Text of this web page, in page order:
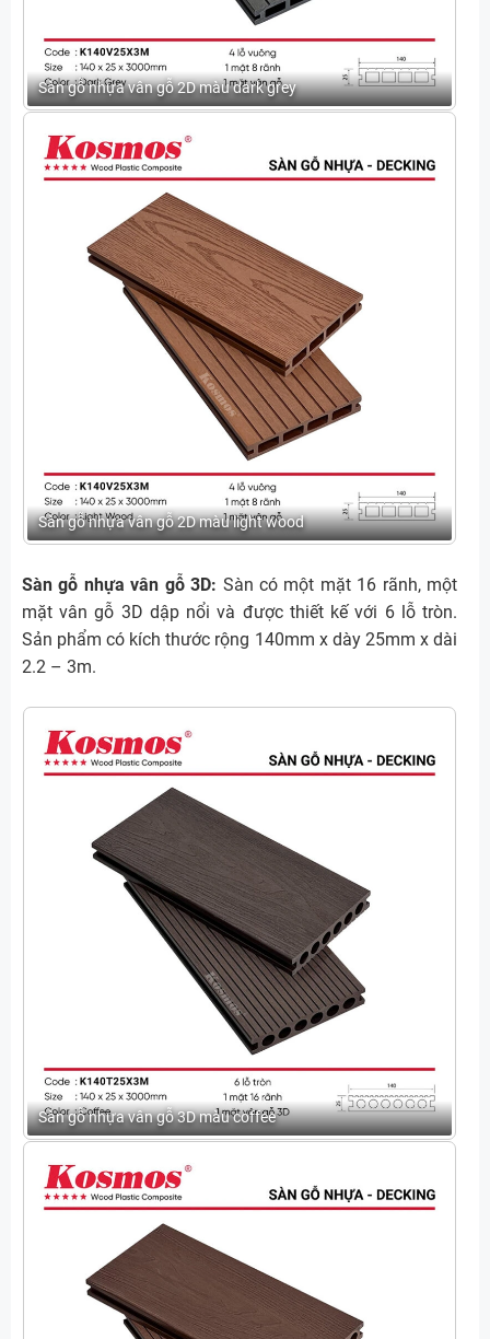
Sàn gỗ nhựa vân gỗ 2D màu dark grey
Sàn gỗ nhựa vân gỗ 2D màu light wood
Sàn gỗ nhựa vân gỗ 3D: Sàn có một mặt 16 rãnh, một
mặt vân gỗ 3D dập nổi và được thiết kế với 6 lỗ tròn.
Sản phẩm có kích thước rộng 140mm x dày 25mm x dài
2.2 – 3m.
Sàn gỗ nhựa vân gỗ 3D màu coffee